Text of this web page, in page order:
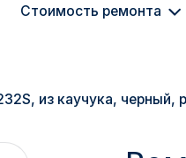
Стоимость ремонта
из каучука,